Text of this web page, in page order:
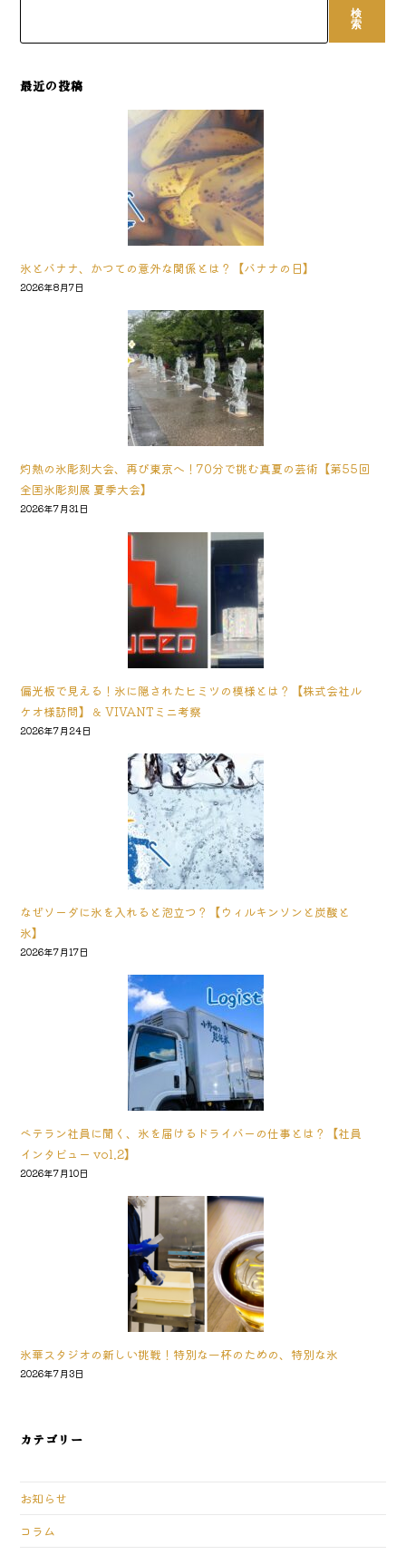
検
索
最近の投稿
氷とバナナ、かつての意外な関係とは？【バナナの日】
2026年8月7日
灼熱の氷彫刻大会、再び東京へ！70分で挑む真夏の芸術【第55回
全国氷彫刻展 夏季大会】
2026年7月31日
偏光板で見える！氷に隠されたヒミツの模様とは？【株式会社ル
ケオ様訪問】＆ VIVANTミニ考察
2026年7月24日
なぜソーダに氷を入れると泡立つ？【ウィルキンソンと炭酸と
氷】
2026年7月17日
ベテラン社員に聞く、氷を届けるドライバーの仕事とは？【社員
インタビュー vol.2】
2026年7月10日
氷華スタジオの新しい挑戦！特別な一杯のための、特別な氷
2026年7月3日
カテゴリー
お知らせ
コラム